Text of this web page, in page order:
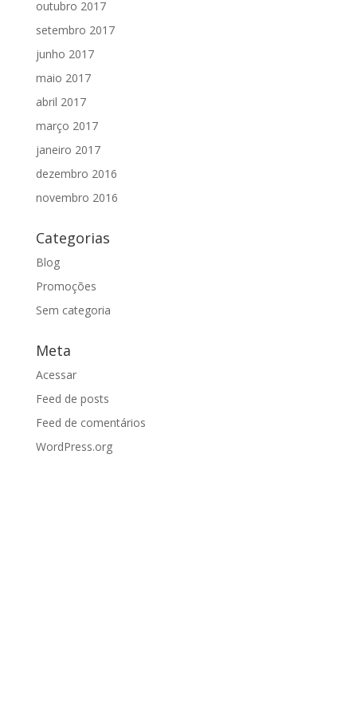
outubro 2017
setembro 2017
junho 2017
maio 2017
abril 2017
março 2017
janeiro 2017
dezembro 2016
novembro 2016
Categorias
Blog
Promoções
Sem categoria
Meta
Acessar
Feed de posts
Feed de comentários
WordPress.org